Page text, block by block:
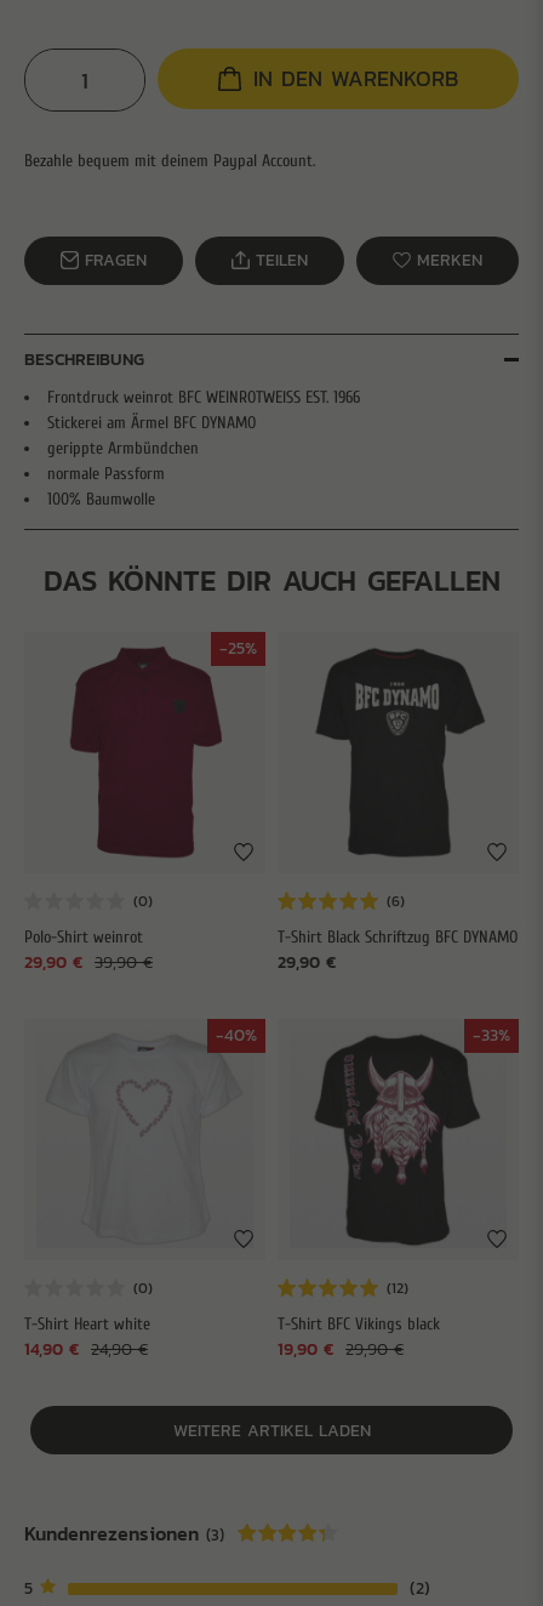
IN DEN WARENKORB
FRAGEN TEILEN MERKEN
BESCHREIBUNG
Frontdruck weinrot BFC WEINROTWEISS EST. 1966
Stickerei am Ärmel BFC DYNAMO
gerippte Armbündchen
normale Passform
100% Baumwolle
DAS KÖNNTE DIR AUCH GEFALLEN
-25%
Polo-Shirt weinrot
39,90 €
29,90 €
T-Shirt Black Schriftzug BFC DYNAMO
29,90 €
-40%
T-Shirt Heart white
24,90 €
14,90 €
-33%
T-Shirt BFC Vikings black
29,90 €
19,90 €
WEITERE ARTIKEL LADEN
Kundenrezensionen (3)
5
2